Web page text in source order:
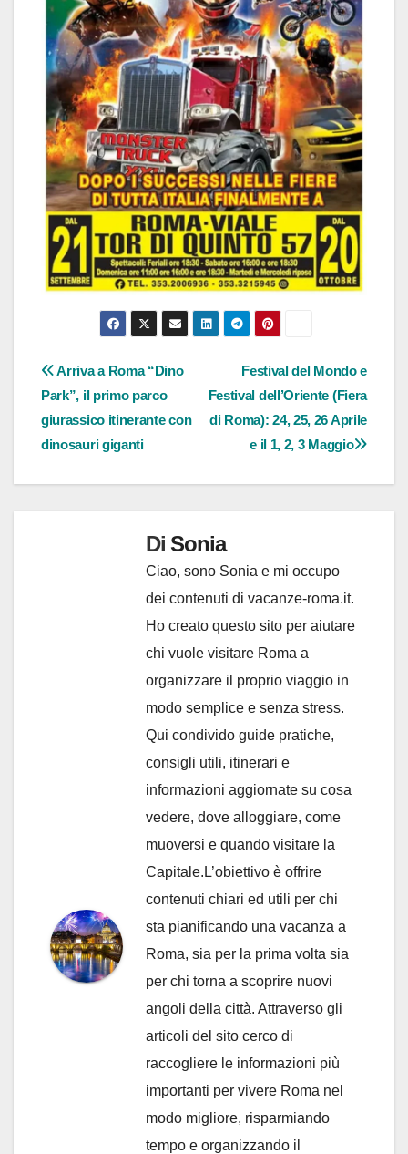
Navigazione
articoli
Festival del Mondo e
Festival dell’Oriente (Fiera
di Roma): 24, 25, 26 Aprile
e il 1, 2, 3 Maggio
Arriva a Roma “Dino
Park”, il primo parco
giurassico itinerante con
dinosauri giganti
DiSonia
Ciao, sono Sonia e mi occupo
dei contenuti di vacanze-roma.it.
Ho creato questo sito per aiutare
chi vuole visitare Roma a
organizzare il proprio viaggio in
modo semplice e senza stress.
Qui condivido guide pratiche,
consigli utili, itinerari e
informazioni aggiornate su cosa
vedere, dove alloggiare, come
muoversi e quando visitare la
Capitale.L’obiettivo è offrire
contenuti chiari ed utili per chi
sta pianificando una vacanza a
Roma, sia per la prima volta sia
per chi torna a scoprire nuovi
angoli della città. Attraverso gli
articoli del sito cerco di
raccogliere le informazioni più
importanti per vivere Roma nel
modo migliore, risparmiando
tempo e organizzando il